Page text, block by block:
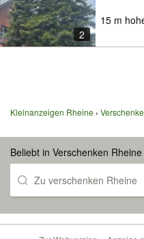
2
15 m
Kleinanzeigen Rheine
Beliebt in Verschenken Rheine
Zu verschenken Rheine